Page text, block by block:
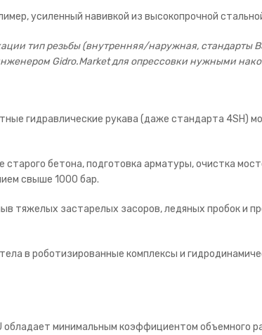
усиленный навивкой из высокопрочной
тип резьбы (внутренняя/наружная, стандарты
Gidro.Market для опрессовки нужными
гидравлические рукава (даже стандарта 4SH)
старого бетона, подготовка арматуры, очистка
свыше 1000 бар.
тяжелых застарелых засоров, ледяных пробок и
в роботизированные комплексы и
минимальным коэффициентом объемного